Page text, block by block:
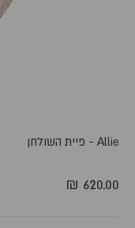
Allie - פיית השולחן
מחיר מבצע
620.00 ₪